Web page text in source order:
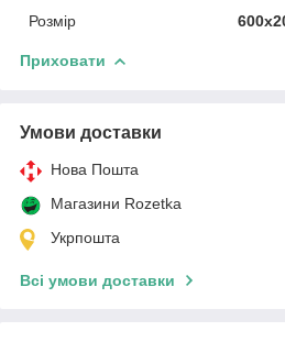
Розмір
Приховати
Умови доставки
Нова Пошта
Магазини Rozetka
Укрпошта
Всі умови доставки